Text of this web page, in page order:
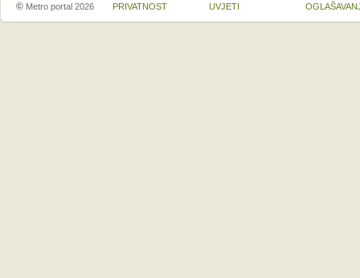
© Metro portal 2026 PRIVATNOST UVJETI